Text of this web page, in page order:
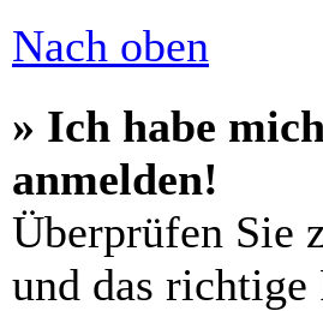
Nach oben
» Ich habe
anmelden!
Überprüfen Sie
und das richtige